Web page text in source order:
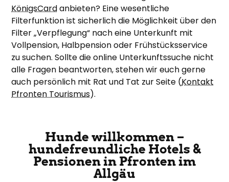
KönigsCardanbieten? Eine wesentliche
Filterfunktion ist sicherlich die Möglichkeit über den
Filter „Verpflegung“ nach eine Unterkunft mit
Vollpension, Halbpension oder Frühstücksservice
zu suchen. Sollte die online Unterkunftssuche nicht
alle Fragen beantworten, stehen wir euch gerne
auch persönlich mit Rat und Tat zur Seite (Kontakt
Pfronten Tourismus).
Hunde willkommen –
hundefreundliche Hotels &
Pensionen in Pfronten im
Allgäu